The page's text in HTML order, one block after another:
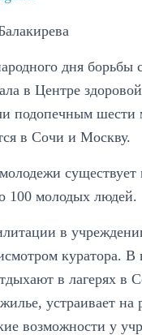
дня борьбы
в Центре
подопечным
в Сочи и Москву.
существует
100 молодых людей.
в
куратора.
в лагерях в
устраивает
возможности у